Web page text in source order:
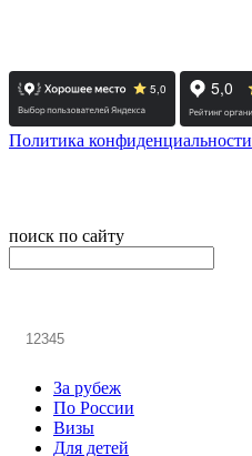
Политика конфиденциальности
поиск по сайту
За рубеж
По России
Визы
Для детей